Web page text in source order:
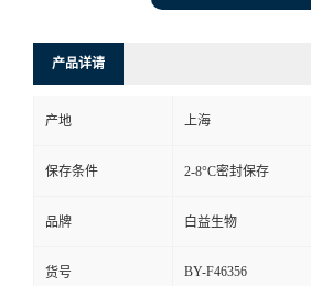
产品详请
产地 上海
保存条件 2-8°C密封保存
品牌 白益生物
货号 BY-F46356